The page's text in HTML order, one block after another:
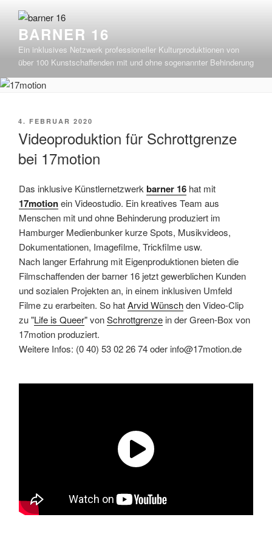
Inhalt
springenBARNER 16
Ein inklusives Netzwerk professioneller Kulturproduktionen von
über 100 Kunstschaffenden mit und ohne sogenannter Behinderung
VERÖFFENTLICHT
4. FEBRUAR 2020
Videoproduktion für Schrottgrenze
bei 17motion
​Das inklusive Künstlernetzwerkbarner 16 hat mit
17motionein Videostudio. Ein kreatives Team aus
Menschen mit und ohne Behinderung produziert im
Hamburger Medienbunker kurze Spots, Musikvideos,
Dokumentationen, Imagefilme, Trickfilme usw.
Nach langer Erfahrung mit Eigenproduktionen bieten die
Filmschaffenden der barner 16 jetzt gewerblichen Kunden
und sozialen Projekten an, in einem inklusiven Umfeld
Filme zu erarbeiten. So hat ​Arvid W​ünschden Video-Clip
zu "​Life is Queer​" von ​Schrottgrenze in der Green-Box von
17motion produziert.
Weitere Infos: (0 40) 53 02 26 74 oder info@17motion.de